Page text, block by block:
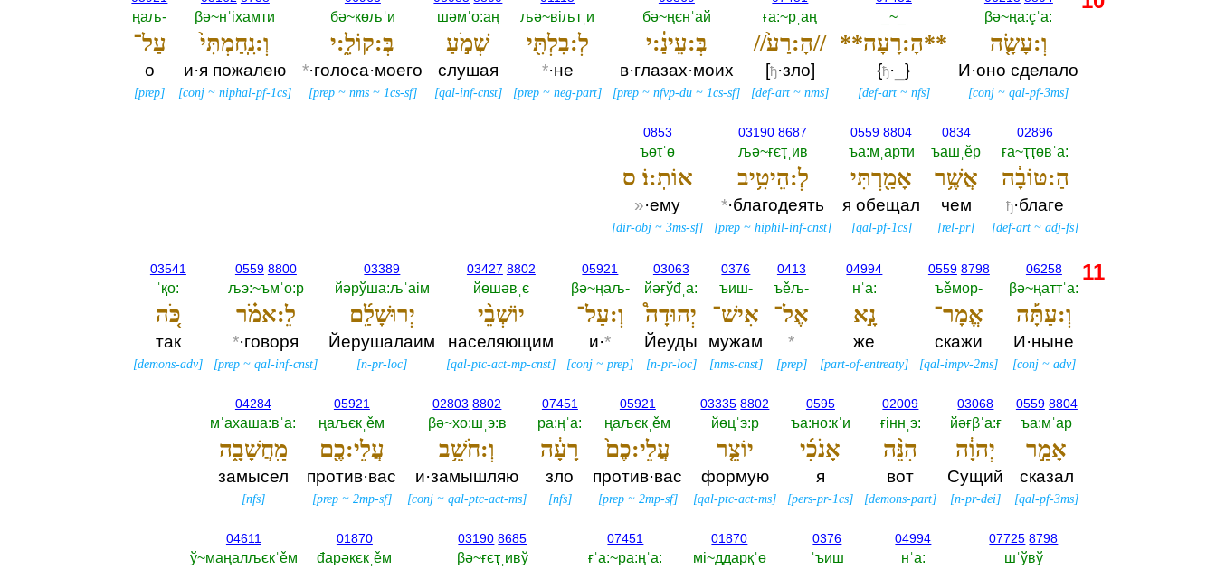
βә~ңа:çˈа:‎
וְ:עָשָׂ֤ה
И·оно сделало
[conj ~qal-pf-3ms]
_~_
**הָ:רָעָה**
{ђ· _‎}
[def-art~ nfs]
ға:~рˌаң
//הָ:רַע֙//
[ђ·зло]
[def-art ~nms]
бә~ңєнˈай
בְּ:עֵינַ֔:י
в·глазах·моих
[prep ~nfvp-du ~1cs-sf]
љә~вiљтˌи
לְ:בִלְתִּ֖י
*·не
[prep ~neg-part]
шәмˈо:аң
שְׁמֹ֣עַ
слушая
[qal-inf-cnst]
бә~көљˈи
בְּ:קוֹלִ֑:י
*·голоса·моего
[prep~ nms~ 1cs-sf]
βә~нˈiхамти
וְ:נִֽחַמְתִּי֙
и·я пожалею
[conj ~niphal-pf-1cs]
ңаљ-‎
עַל־
о
[prep]
02896
ға~ҭҭөвˈа:‎
הַ:טּוֹבָ֔ה
ђ·благе
[def-art ~adj-fs]
0834
ъашˌěр
אֲשֶׁ֥ר
чем
[rel-pr]
0559 8804
ъа:мˌарти
אָמַ֖רְתִּי
я обещал
[qal-pf-1cs]
03190 8687
љә~ғєҭˌив
לְ:הֵיטִ֥יב
*·благодеять
[prep ~hiphil-inf-cnst]
0853
ъөτˈө
אוֹתֽ:וֹ׃ ס
»·ему
[dir-obj ~3ms-sf]
06258
βә~ңаттˈа:‎
וְ:עַתָּ֡ה
И·ныне
[conj~ adv]
0559 8798
ъěмор-‎
אֱמָר־
скажи
[qal-impv-2ms]
04994
нˈа:‎
נָ֣א
же
[part-of-entreaty]
0413
ъěљ-‎
אֶל־
*
[prep]
0376
ъиш-‎
אִישׁ־
мужам
[nms-cnst]
03063
йәғўđˌа:‎
יְהוּדָה֩
Йеуды
[n-pr-loc]
05921
βә~ңаљ-‎
וְ:עַל־
и·*
[conj ~prep]
03427 8802
йөшәвˌє
יוֹשְׁבֵ֨י
населяющим
[qal-ptc-act-mp-cnst]
03389
йәрўша:љˈаiм
יְרוּשָׁלִַ֜ם
Йерушалаим
[n-pr-loc]
0559 8800
љэ:~ъмˈо:р
לֵ:אמֹ֗ר
*·говоря
[prep ~qal-inf-cnst]
03541
ˈқо:‎
כֹּ֚ה
так
[demons-adv]
0559 8804
ъа:мˈар
אָמַ֣ר
сказал
[qal-pf-3ms]
03068
йәғβˈа:ғ
יְהוָ֔ה
Сущий
[n-pr-dei]
02009
ғiннˌэ:‎
הִנֵּ֨ה
вот
[demons-part]
0595
ъа:но:кˈи
אָנֹכִ֜י
я
[pers-pr-1cs]
03335 8802
йөцˈэ:р
יוֹצֵ֤ר
формую
[qal-ptc-act-ms]
05921
ңаљєкˌěм
עֲלֵי:כֶם֙
против·вас
[prep~ 2mp-sf]
07451
ра:ңˈа:‎
רָעָ֔ה
зло
[nfs]
02803 8802
βә~хо:шˌэ:в
וְ:חֹשֵׁ֥ב
и·замышляю
[conj ~qal-ptc-act-ms]
05921
ңаљєкˌěм
עֲלֵי:כֶ֖ם
против·вас
[prep~ 2mp-sf]
04284
мˈахаша:вˈа:‎
מַֽחֲשָׁבָ֑ה
замысел
[nfs]
07725 8798
шˈўвў
04994
нˈа:‎
0376
ˈъиш
01870
мi~ддарқˈө
07451
ғˈа:~ра:ңˈа:‎
03190 8685
βә~ғєҭˌивў
01870
đарәкєкˌěм
04611
ў~маңалљєкˈěм
11